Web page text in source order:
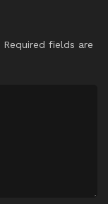
Required fields are